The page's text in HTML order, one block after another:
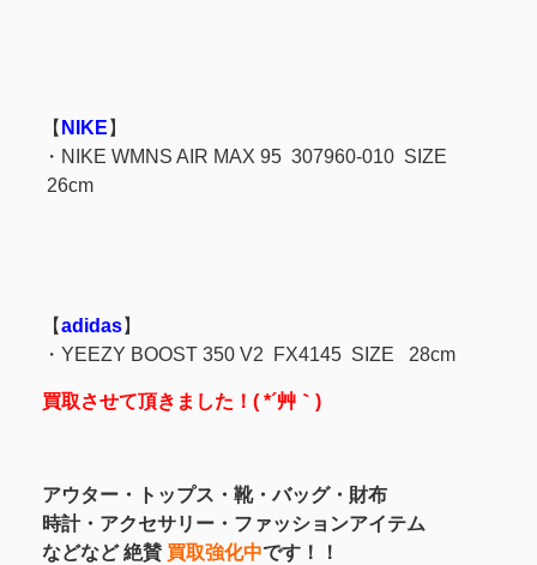
【 NIKE 】
・NIKE WMNS AIR MAX 95 307960-010 SIZE
26cm
【adidas】
・YEEZY BOOST 350 V2 FX4145 SIZE 28cm
買取させて頂きました！( *´艸｀)
アウター・トップス・靴・バッグ・財布
時計・アクセサリー・ファッションアイテム
などなど 絶賛 買取強化中です！！